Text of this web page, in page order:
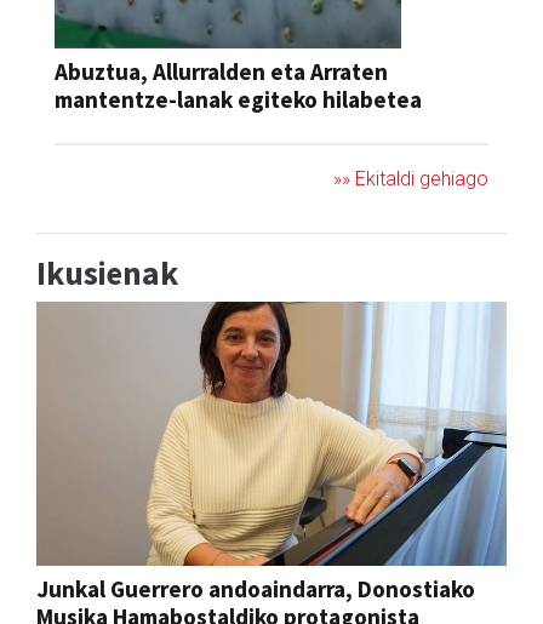
Abuztua, Allurralden eta Arraten
mantentze-lanak egiteko hilabetea
»» Ekitaldi gehiago
Ikusienak
Junkal Guerrero andoaindarra, Donostiako
Musika Hamabostaldiko protagonista